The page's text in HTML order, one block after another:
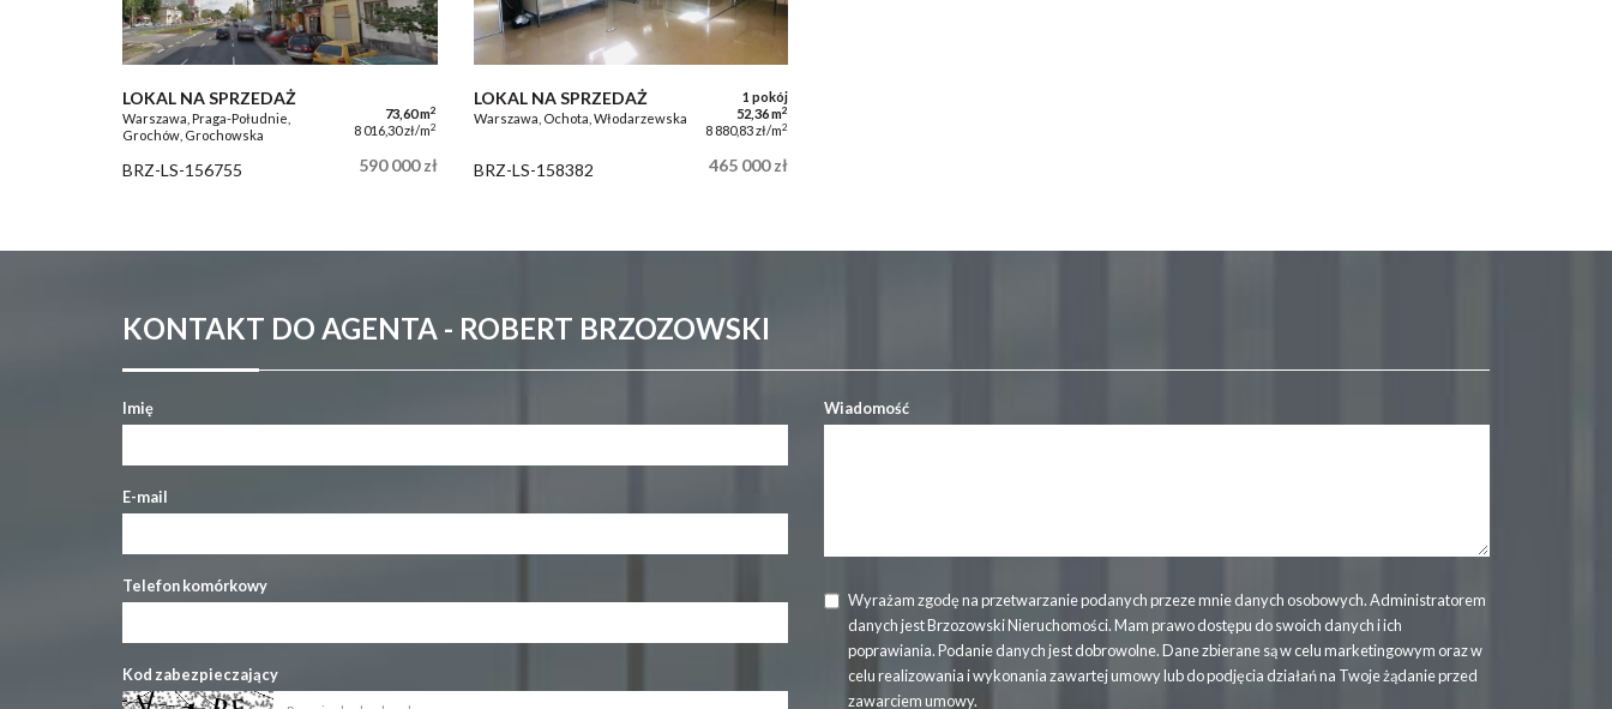
LOKAL NA SPRZEDAŻ
Warszawa, Praga-Południe,
Grochów, Grochowska
73,60 m2
8 016,30 zł/m2
BRZ-LS-156755 590 000 zł
LOKAL NA SPRZEDAŻ
Warszawa, Ochota, Włodarzewska
1 pokój
52,36 m2
8 880,83 zł/m2
BRZ-LS-158382 465 000 zł
KONTAKT DO AGENTA - ROBERT BRZOZOWSKI
Imię
E-mail
Telefon komórkowy
Kod zabezpieczający
Wiadomość
Wyrażam zgodę na przetwarzanie podanych przeze mnie danych osobowych. Administratorem
danych jest Brzozowski Nieruchomości. Mam prawo dostępu do swoich danych i ich
poprawiania. Podanie danych jest dobrowolne. Dane zbierane są w celu marketingowym oraz w
celu realizowania i wykonania zawartej umowy lub do podjęcia działań na Twoje żądanie przed
zawarciem umowy.